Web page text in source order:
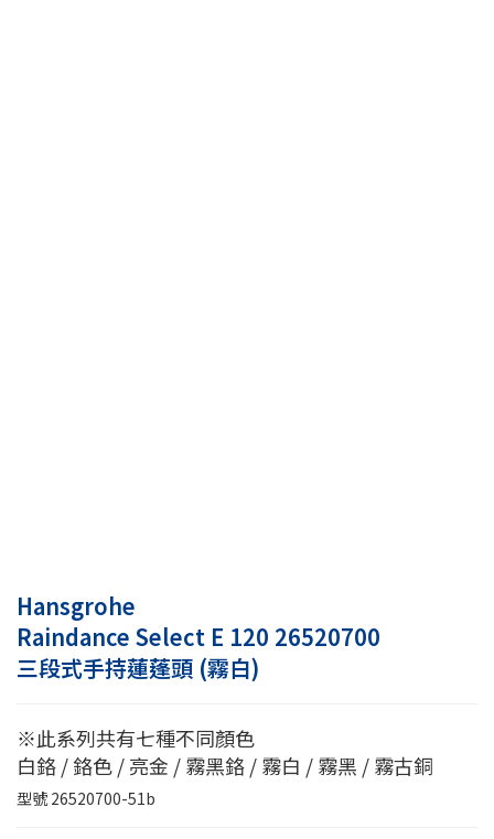
Hansgrohe
Raindance Select E 120 26520700
三段式手持蓮蓬頭 (霧白)
※此系列共有七種不同顏色
白鉻 / 鉻色 / 亮金 / 霧黑鉻 / 霧白 / 霧黑 / 霧古銅
型號26520700-51b